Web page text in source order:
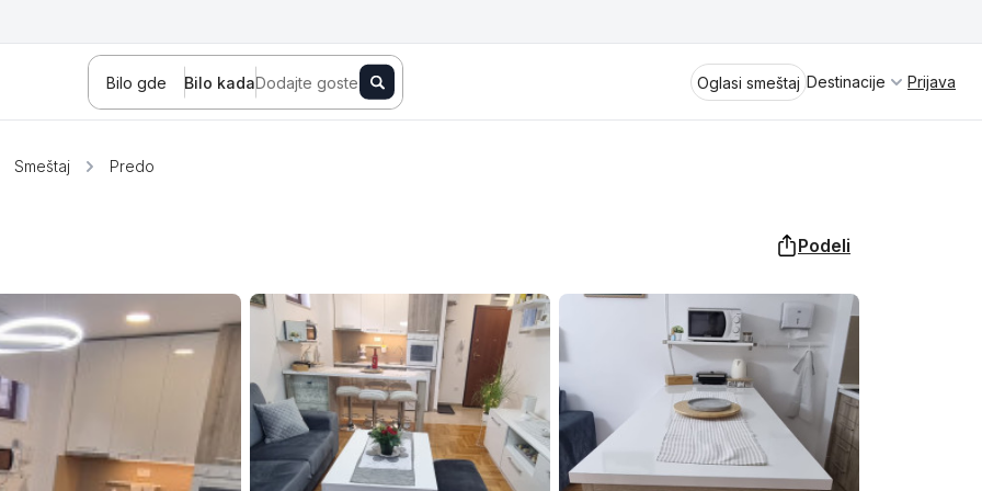
Bilo gde Bilo kadaDodajte goste Oglasi smeštaj Destinacije
Koviljača Sokobanja Fruška gora Vrnjačka Banja
Stara planina Banja Vrujci Perućac
Ždrelo Golubac Kladovo
Bašta Kraljevo Jagodina Aranđelovac
Spremite se za virtuelno putovanje
kroz jednu od najlepših zemalja
Evrope i sveta. Uživaćete u prikazima
planinskih masiva poput Tare i Šar-
planine, ali i u ravničarskim predelima
prostrane Vojvodine. Istraživanje
tradicije i kulturnog dobra Srbije
otkriće vam pravu narav srpskog
Prijava
Smeštaj Predo
Podeli